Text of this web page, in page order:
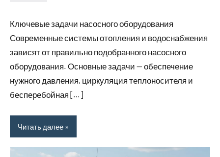
Ключевые задачи насосного оборудования
Современные системы отопления и водоснабжения
зависят от правильно подобранного насосного
оборудования. Основные задачи — обеспечение
нужного давления, циркуляция теплоносителя и
бесперебойная […]
Читать далее